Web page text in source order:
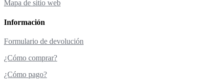
Mapa de sitio web
Información
Formulario de devolución
¿Cómo comprar?
¿Cómo pago?